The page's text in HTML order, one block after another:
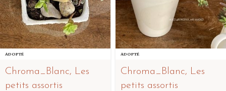
ADOPTÉ
Chroma_Blanc, Les
petits assortis
ADOPTÉ
Chroma_Blanc, Les
petits assortis